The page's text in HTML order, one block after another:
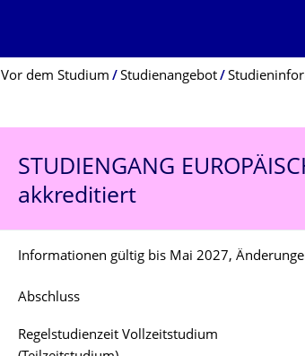
Vor dem Studium Studienangebot
STUDIENGANG
akkreditiert
Informationen gültig bis Mai 2027,
Abschluss
Regelstudienzeit Vollzeitstudium